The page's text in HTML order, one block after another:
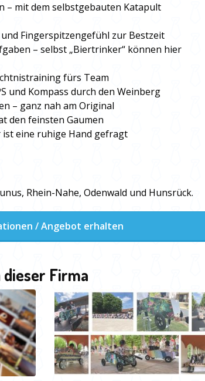
– mit dem selbstgebauten Katapult
Fingerspitzengefühl zur Bestzeit
– selbst „Biertrinker“ können hier
fürs Team
und Kompass durch den Weinberg
– ganz nah am Original
den feinsten Gaumen
eine ruhige Hand gefragt
Rhein-Nahe, Odenwald und Hunsrück.
/ Angebot erhalten
Firma